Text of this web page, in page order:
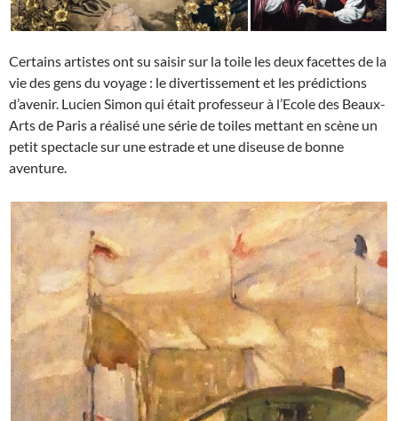
Certains artistes ont su saisir sur la toile les deux facettes de la
vie des gens du voyage : le divertissement et les prédictions
d’avenir. Lucien Simon qui était professeur à l’Ecole des Beaux-
Arts de Paris a réalisé une série de toiles mettant en scène un
petit spectacle sur une estrade et une diseuse de bonne
aventure.